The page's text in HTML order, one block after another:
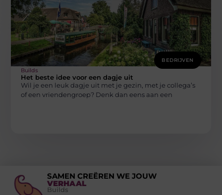
BEDRIJVEN
Builds
Het beste idee voor een dagje uit
Wil je een leuk dagje uit met je gezin, met je collega’s
of een vriendengroep? Denk dan eens aan een
SAMEN CREËREN WE JOUW
VERHAAL
Builds